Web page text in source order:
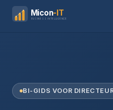
Micon-IT
BUSINESS INTELLIGENCE
BI-GIDS VOOR